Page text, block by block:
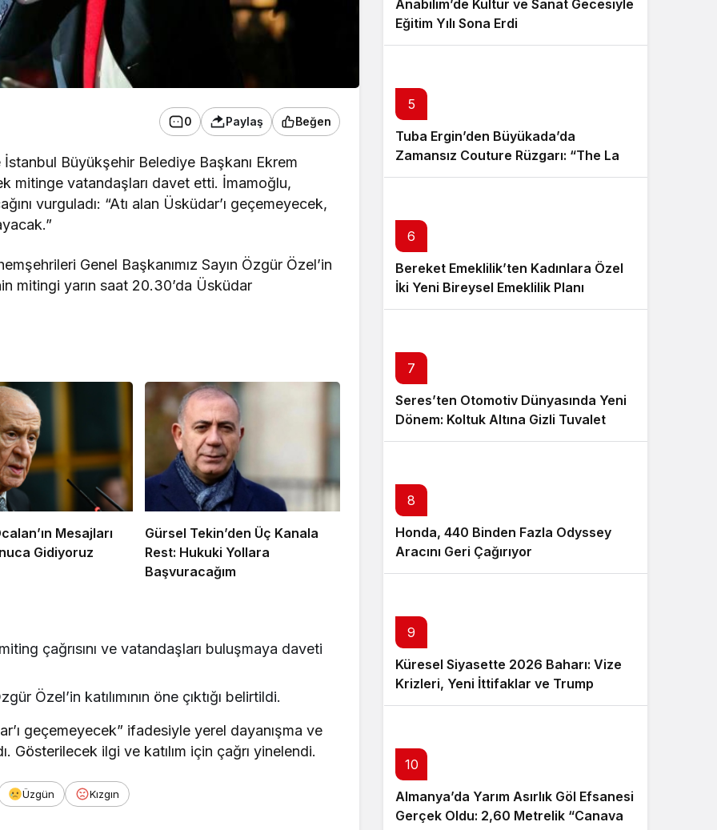
0 Paylaş Beğen
Büyükşehir Belediye Başkanı Ekrem
mitinge vatandaşları davet etti. İmamoğlu,
vurguladı: “Atı alan Üsküdar’ı geçemeyecek,
Genel Başkanımız Sayın Özgür Özel’in
mitingi yarın saat 20.30’da Üsküdar
Mesajları
Gidiyoruz
Gürsel Tekin’den Üç Kanala
Rest: Hukuki Yollara
Başvuracağım
çağrısını ve vatandaşları buluşmaya daveti
Özel’in katılımının öne çıktığı belirtildi.
geçemeyecek” ifadesiyle yerel dayanışma ve
Gösterilecek ilgi ve katılım için çağrı yinelendi.
Üzgün Kızgın
Anabilim’de Kültür ve Sanat Gecesiyle
Eğitim Yılı Sona Erdi
5
Tuba Ergin’den Büyükada’da
Zamansız Couture Rüzgarı: “The Last
Empress” Koleksiyonu Tanıtıldı
6
Bereket Emeklilik’ten Kadınlara Özel
İki Yeni Bireysel Emeklilik Planı
7
Seres’ten Otomotiv Dünyasında Yeni
Dönem: Koltuk Altına Gizli Tuvalet
Patenti
8
Honda, 440 Binden Fazla Odyssey
Aracını Geri Çağırıyor
9
Küresel Siyasette 2026 Baharı: Vize
Krizleri, Yeni İttifaklar ve Trump
Tasarısı
10
Almanya’da Yarım Asırlık Göl Efsanesi
Gerçek Oldu: 2,60 Metrelik “Canavar”